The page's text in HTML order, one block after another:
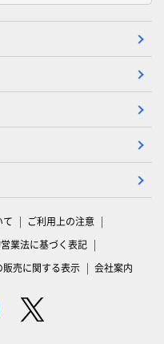
て
ご利用上の注意
業法に基づく表記
販売に関する表示 会社案内